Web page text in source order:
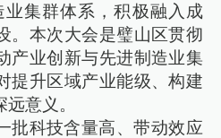
业集群体系，积极融入成
。本次大会是璧山区贯彻
产业创新与先进制造业集
提升区域产业能级、构建
意义。
批科技含量高、带动效应